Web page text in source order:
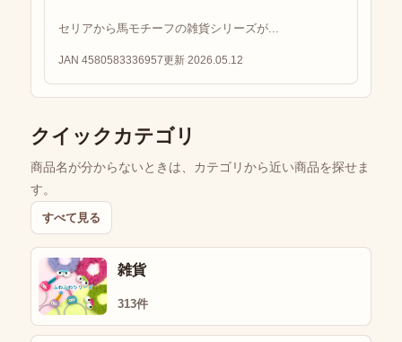
セリアから馬モチーフの雑貨シリーズが...
JAN 4580583336957更新 2026.05.12
クイックカテゴリ
商品名が分からないときは、カテゴリから近い商品を探せま
す。
すべて見る
雑貨
313件